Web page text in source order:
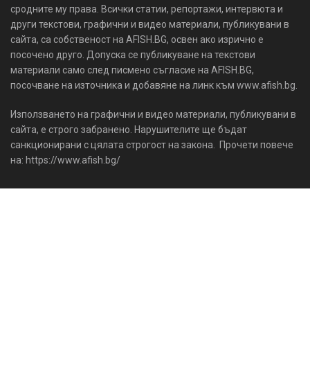
сродните му права. Всички статии, репортажи, интервюта и
други текстови, графични и видео материали, публикувани в
сайта, са собственост на AFISH.BG, освен ако изрично е
посочено друго. Допуска се публикуване на текстови
материали само след писмено съгласие на AFISH.BG,
посочване на източника и добавяне на линк към www.afish.bg.
Използването на графични и видео материали, публикувани в
сайта, е строго забранено. Нарушителите ще бъдат
санкционирани с цялата строгост на закона. Прочети повече
на: https://www.afish.bg/